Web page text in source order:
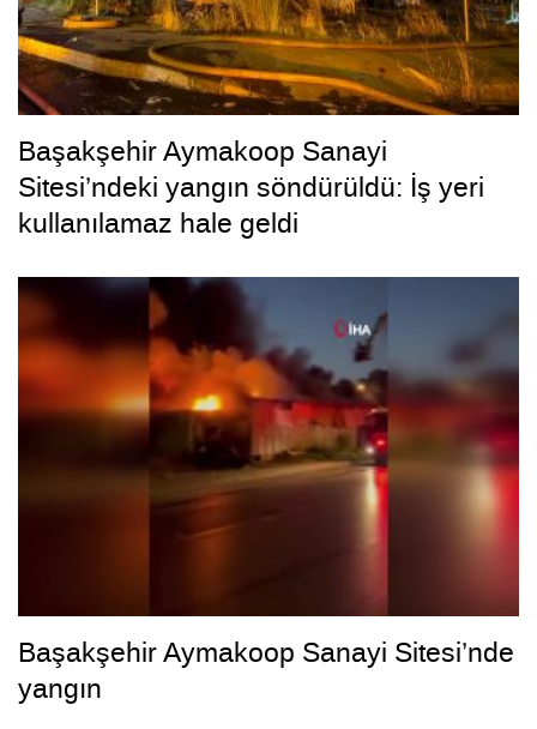
Başakşehir Aymakoop Sanayi
Sitesi’ndeki yangın söndürüldü: İş yeri
kullanılamaz hale geldi
Başakşehir Aymakoop Sanayi Sitesi’nde
yangın